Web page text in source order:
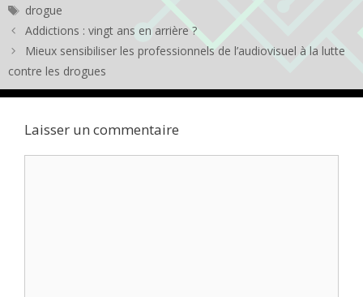
Étiquettes
drogue
Addictions : vingt ans en arrière ?
Mieux sensibiliser les professionnels de l’audiovisuel à la lutte
contre les drogues
Laisser un commentaire